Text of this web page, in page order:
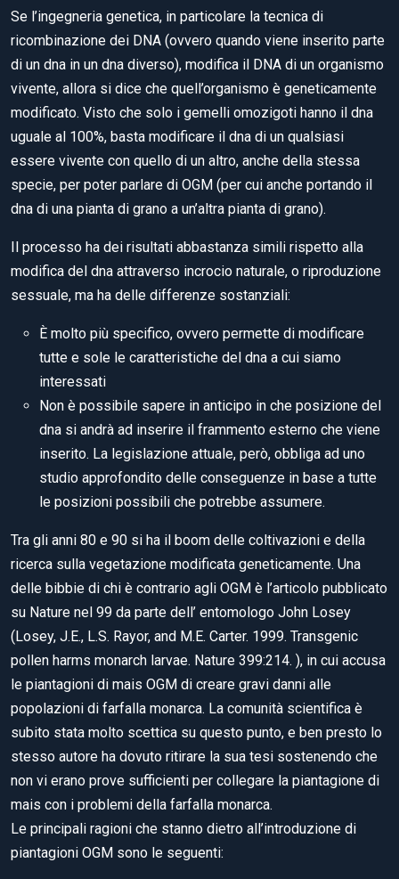
Se l’ingegneria genetica, in particolare la tecnica di
ricombinazione dei DNA (ovvero quando viene inserito parte
di un dna in un dna diverso), modifica il DNA di un organismo
vivente, allora si dice che quell’organismo è geneticamente
modificato. Visto che solo i gemelli omozigoti hanno il dna
uguale al 100%, basta modificare il dna di un qualsiasi
essere vivente con quello di un altro, anche della stessa
specie, per poter parlare di OGM (per cui anche portando il
dna di una pianta di grano a un’altra pianta di grano).
Il processo ha dei risultati abbastanza simili rispetto alla
modifica del dna attraverso incrocio naturale, o riproduzione
sessuale, ma ha delle differenze sostanziali:
È molto più specifico, ovvero permette di modificare
tutte e sole le caratteristiche del dna a cui siamo
interessati
Non è possibile sapere in anticipo in che posizione del
dna si andrà ad inserire il frammento esterno che viene
inserito. La legislazione attuale, però, obbliga ad uno
studio approfondito delle conseguenze in base a tutte
le posizioni possibili che potrebbe assumere.
Tra gli anni 80 e 90 si ha il boom delle coltivazioni e della
ricerca sulla vegetazione modificata geneticamente. Una
delle bibbie di chi è contrario agli OGM è l’articolo pubblicato
su Nature nel 99 da parte dell’ entomologo John Losey
(Losey, J.E., L.S. Rayor, and M.E. Carter. 1999. Transgenic
pollen harms monarch larvae. Nature 399:214. ), in cui accusa
le piantagioni di mais OGM di creare gravi danni alle
popolazioni di farfalla monarca. La comunità scientifica è
subito stata molto scettica su questo punto, e ben presto lo
stesso autore ha dovuto ritirare la sua tesi sostenendo che
non vi erano prove sufficienti per collegare la piantagione di
mais con i problemi della farfalla monarca.
Le principali ragioni che stanno dietro all’introduzione di
piantagioni OGM sono le seguenti: